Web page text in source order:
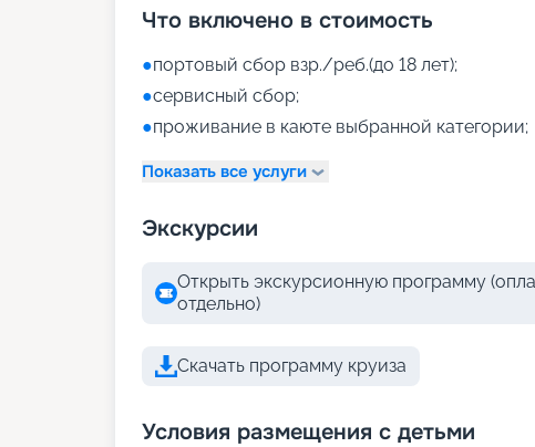
Что включено в стоимость
●портовый сбор взр./реб.(до 18 лет);
●сервисный сбор;
●проживание в каюте выбранной категории;
Показать все услуги
Экскурсии
Открыть экскурсионную программу
отдельно)
Скачать программу круиза
Условия размещения с детьми